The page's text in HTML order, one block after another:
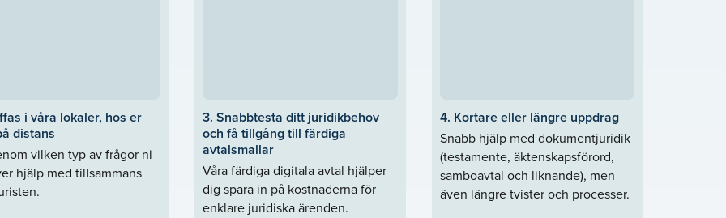
i våra lokaler, hos er
distans
vilken typ av frågor ni
hjälp med tillsammans
3. Snabbtesta ditt juridikbehov
och få tillgång till färdiga
avtalsmallar
Våra färdiga digitala avtal hjälper
dig spara in på kostnaderna för
enklare juridiska ärenden.
4. Kortare eller längre uppdrag
Snabb hjälp med dokumentjuridik
(testamente, äktenskapsförord,
samboavtal och liknande), men
även längre tvister och processer.